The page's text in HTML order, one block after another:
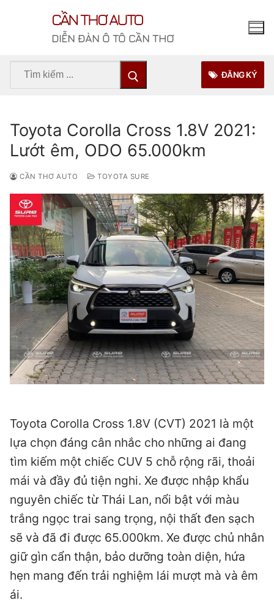
CẦN THƠ AUTO
DIỄN ĐÀN Ô TÔ CẦN THƠ
Tìm
ĐĂNG KÝ
Toyota Corolla Cross 1.8V 2021:
Lướt êm, ODO 65.000km
CẦN THƠ AUTO TOYOTA SURE
Toyota Corolla Cross 1.8V (CVT) 2021 là một
lựa chọn đáng cân nhắc cho những ai đang
tìm kiếm một chiếc CUV 5 chỗ rộng rãi, thoải
mái và đầy đủ tiện nghi. Xe được nhập khẩu
nguyên chiếc từ Thái Lan, nổi bật với màu
trắng ngọc trai sang trọng, nội thất đen sạch
sẽ và đã đi được 65.000km. Xe được chủ nhân
giữ gìn cẩn thận, bảo dưỡng toàn diện, hứa
hẹn mang đến trải nghiệm lái mượt mà và êm
ái.